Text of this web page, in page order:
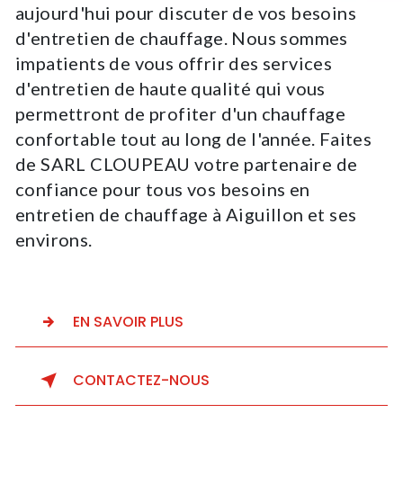
aujourd'hui pour discuter de vos besoins
d'entretien de chauffage. Nous sommes
impatients de vous offrir des services
d'entretien de haute qualité qui vous
permettront de profiter d'un chauffage
confortable tout au long de l'année. Faites
de SARL CLOUPEAU votre partenaire de
confiance pour tous vos besoins en
entretien de chauffage à Aiguillon et ses
environs.
EN SAVOIR PLUS
CONTACTEZ-NOUS